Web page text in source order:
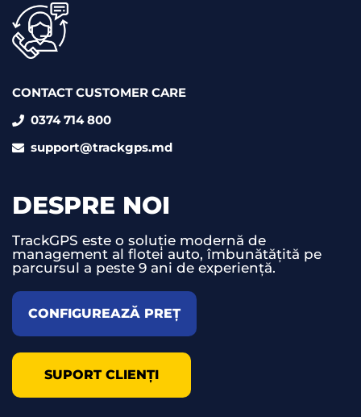
CONTACT CUSTOMER CARE
0374 714 800
support@trackgps.md
DESPRE NOI
TrackGPS este o soluție modernă de
management al flotei auto, îmbunătățită pe
parcursul a peste 9 ani de experiență.
CONFIGUREAZĂ PREȚ
SUPORT CLIENȚI